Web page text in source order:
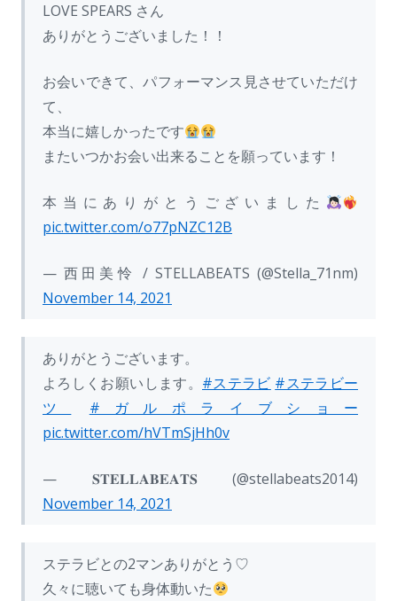
LOVE SPEARS さん
ありがとうございました！！
お会いできて、パフォーマンス見させていただけ
て、
本当に嬉しかったです
またいつかお会い出来ることを願っています！
本当にありがとうございました
pic.twitter.com/o77pNZC12B
— 西田美怜 / STELLABEATS (@Stella_71nm)
November 14, 2021
ありがとうございます。
よろしくお願いします。 #ステラビ #ステラビー
ツ
#ガルポライブショー
pic.twitter.com/hVTmSjHh0v
— 𝐒𝐓𝐄𝐋𝐋𝐀𝐁𝐄𝐀𝐓𝐒 (@stellabeats2014)
November 14, 2021
ステラビとの2マンありがとう♡
久々に聴いても身体動いた